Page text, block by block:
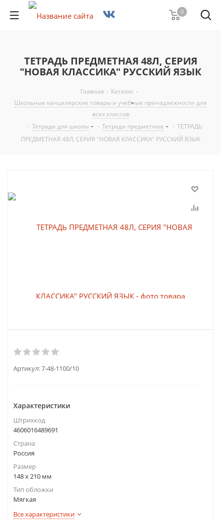
0
ТЕТРАДЬ ПРЕДМЕТНАЯ 48Л, СЕРИЯ
"НОВАЯ КЛАССИКА" РУССКИЙ ЯЗЫК
Главная - Каталог -
Школьные канцелярские товары и учебные принадлежности для
всех классов
- Тетради для школы - Тетради предметные - ТЕТРАДЬ
ПРЕДМЕТНАЯ 48Л, СЕРИЯ "НОВАЯ КЛАССИКА" РУССКИЙ ЯЗЫК
Артикул:7-48-1100/10
Характеристики
Штрихкод
4606016489691
Страна
Россия
Размер
148 x 210 мм
Тип обложки
Мягкая
Все характеристики